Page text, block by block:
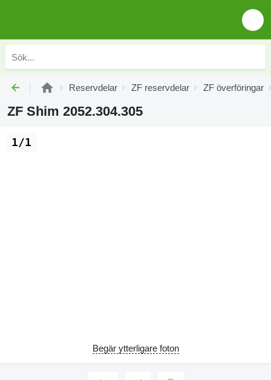
Reservdelar ZF reservdelar ZF överföringar
ZF Shim 2052.304.305
1/1
Begär ytterligare foton